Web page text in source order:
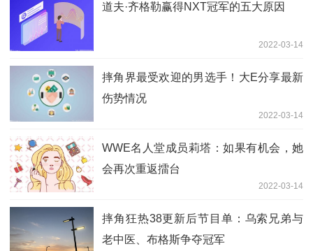
道夫·齐格勒赢得NXT冠军的五大原因
2022-03-14
摔角界最受欢迎的男选手！大E分享最新
伤势情况
2022-03-14
WWE名人堂成员莉塔：如果有机会，她
会再次重返擂台
2022-03-14
摔角狂热38更新后节目单：乌索兄弟与
老中医、布格斯争夺冠军